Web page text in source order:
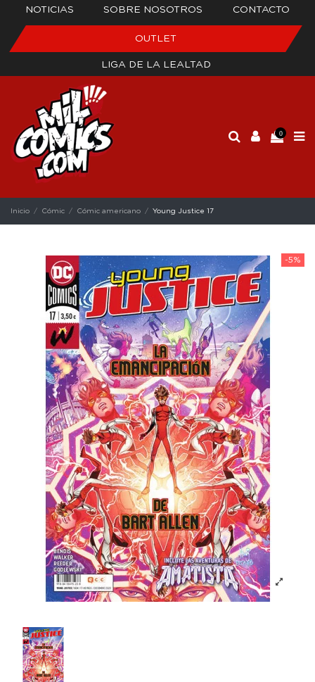
NOTICIAS SOBRE NOSOTROS CONTACTO
OUTLET
LIGA DE LA LEALTAD
0
Inicio Cómic Cómic americano Young Justice 17
-5%